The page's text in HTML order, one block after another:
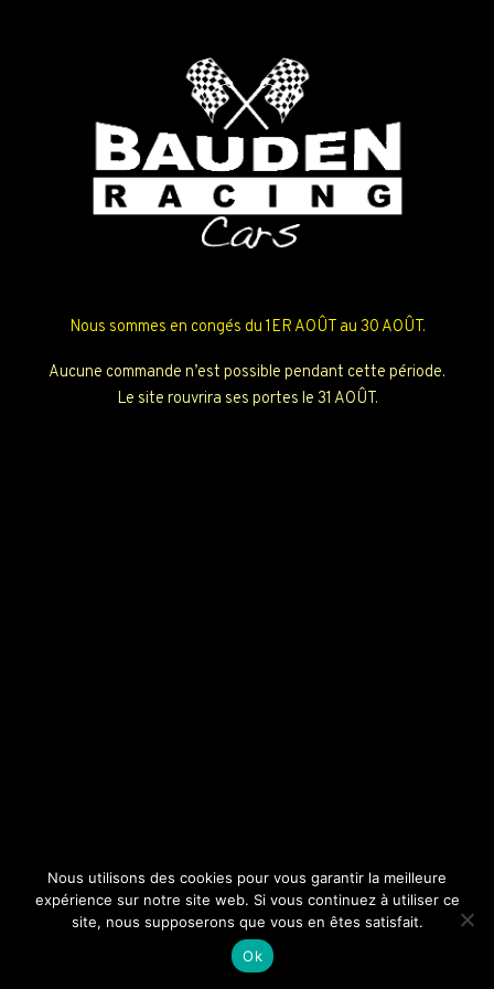
Nous sommes en congés du 1ER AOÛT au 30 AOÛT.
Aucune commande n’est possible pendant cette période.
Le site rouvrira ses portes le 31 AOÛT.
Nous utilisons des cookies pour vous garantir la meilleure
expérience sur notre site web. Si vous continuez à utiliser ce
site, nous supposerons que vous en êtes satisfait.
Ok